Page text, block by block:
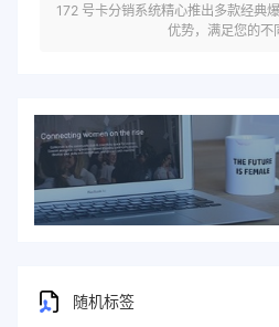
172 号卡分销系统精心推出多款经典
优势，满足您的不
随机标签